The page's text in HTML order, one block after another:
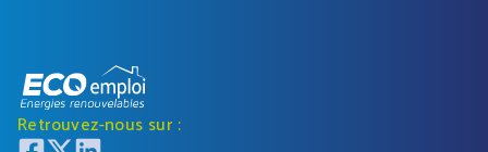
Retrouvez-nous sur :